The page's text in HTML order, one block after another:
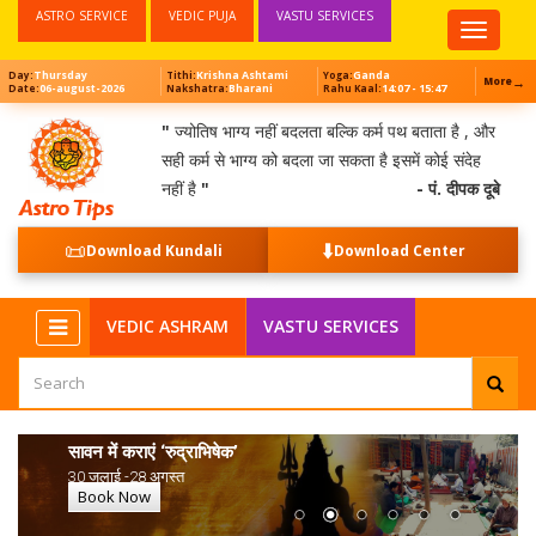
Top
Menu
ASTRO SERVICE VEDIC PUJA VASTU SERVICES
Day:Thursday
Date:06-august-2026
Tithi:Krishna Ashtami
Nakshatra:Bharani
Yoga:Ganda
Rahu Kaal:14:07 - 15:47 More→
" ज्योतिष भाग्य नहीं बदलता बल्कि कर्म पथ बताता है , और
सही कर्म से भाग्य को बदला जा सकता है इसमें कोई संदेह
नहीं है " - पं. दीपक दूबे
📜Download Kundali ⬇️Download Center
VEDIC ASHRAM VASTU SERVICES
सावन में कराएं ‘रुद्राभिषेक’
30 जुलाई -28 अगस्त
Book Now